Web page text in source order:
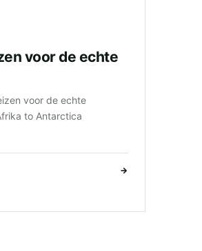
voor de echte
voor de echte
to Antarctica
→